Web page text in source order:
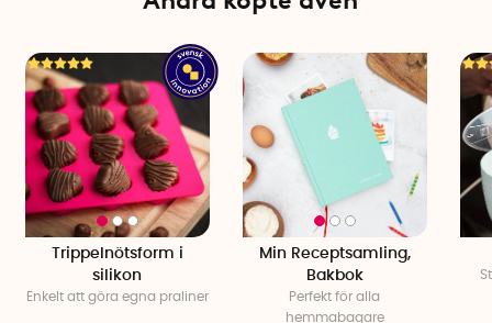
Trippelnötsform i
silikon
Enkelt att göra egna praliner
Min Receptsamling,
Bakbok
Perfekt för alla
hemmabagare